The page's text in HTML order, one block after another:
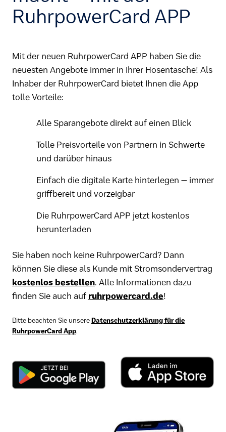
RuhrpowerCard APP
Mit der neuen RuhrpowerCard APP haben Sie die
neuesten Angebote immer in Ihrer Hosentasche! Als
Inhaber der RuhrpowerCard bietet Ihnen die App
tolle Vorteile:
Alle Sparangebote direkt auf einen Blick
Tolle Preisvorteile von Partnern in Schwerte
und darüber hinaus
Einfach die digitale Karte hinterlegen – immer
griffbereit und vorzeigbar
Die RuhrpowerCard APP jetzt kostenlos
herunterladen
Sie haben noch keine RuhrpowerCard? Dann
können Sie diese als Kunde mit Stromsondervertrag
kostenlos bestellen. Alle Informationen dazu
finden Sie auch auf ruhrpowercard.de!
Bitte beachten Sie unsereDatenschutzerklärung für die
RuhrpowerCard App.